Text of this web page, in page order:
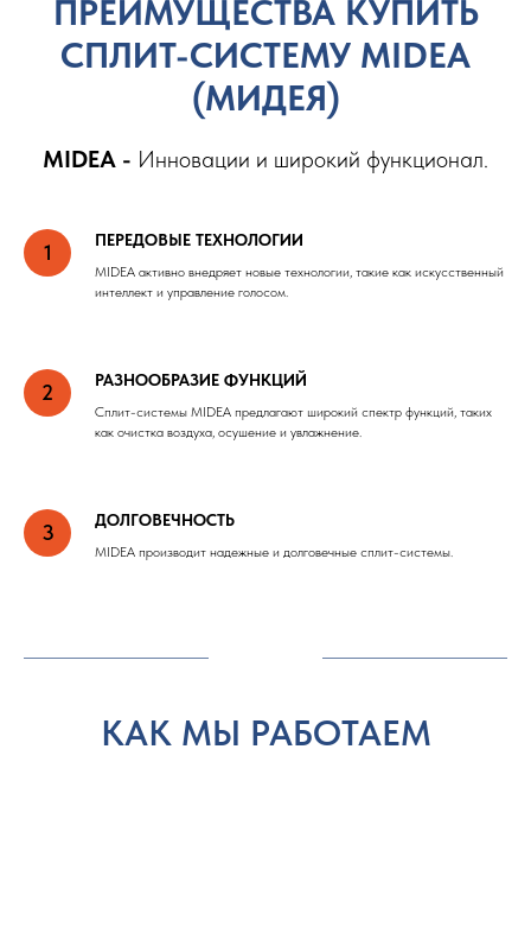
ПРЕИМУЩЕСТВА КУПИТЬ
СПЛИТ-СИСТЕМУ MIDEA
(МИДЕЯ)
MIDEA - Инновации и широкий функционал.
ПЕРЕДОВЫЕ ТЕХНОЛОГИИ
MIDEA активно внедряет новые технологии, такие как искусственный
интеллект и управление голосом.
РАЗНООБРАЗИЕ ФУНКЦИЙ
Сплит-системы MIDEA предлагают широкий спектр функций, таких
как очистка воздуха, осушение и увлажнение.
ДОЛГОВЕЧНОСТЬ
MIDEA производит надежные и долговечные сплит-системы.
КАК МЫ РАБОТАЕМ